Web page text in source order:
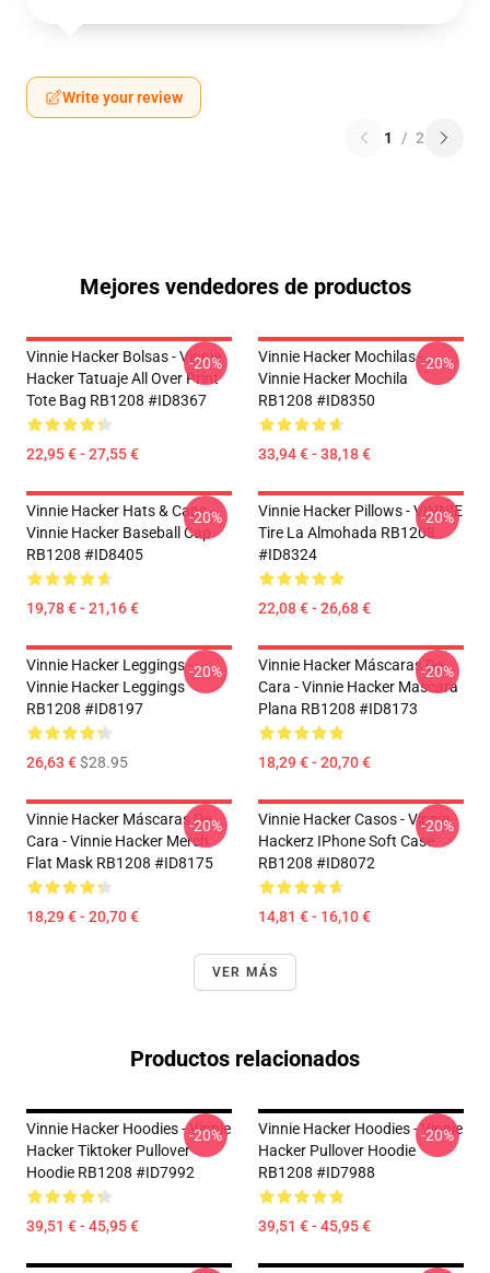
Write your review
1 / 2
Mejores vendedores de productos
Vinnie Hacker Bolsas - Vinnie
Hacker Tatuaje All Over Print
Tote Bag RB1208 #ID8367
22,95 € - 27,55 €
-20%
Vinnie Hacker Mochilas -
Vinnie Hacker Mochila
RB1208 #ID8350
33,94 € - 38,18 €
-20%
Vinnie Hacker Hats & Caps -
Vinnie Hacker Baseball Cap
RB1208 #ID8405
19,78 € - 21,16 €
-20%
Vinnie Hacker Pillows - VINNIE
Tire La Almohada RB1208
#ID8324
22,08 € - 26,68 €
-20%
Vinnie Hacker Leggings -
Vinnie Hacker Leggings
RB1208 #ID8197
26,63 €$28.95
-20%
Vinnie Hacker Máscaras De
Cara - Vinnie Hacker Mascara
Plana RB1208 #ID8173
18,29 € - 20,70 €
-20%
Vinnie Hacker Máscaras De
Cara - Vinnie Hacker Merch
Flat Mask RB1208 #ID8175
18,29 € - 20,70 €
-20%
Vinnie Hacker Casos - Vinnie
Hackerz IPhone Soft Case
RB1208 #ID8072
14,81 € - 16,10 €
-20%
VER MÁS
Productos relacionados
Vinnie Hacker Hoodies - Vinnie
Hacker Tiktoker Pullover
Hoodie RB1208 #ID7992
39,51 € - 45,95 €
-20%
Vinnie Hacker Hoodies - Vinnie
Hacker Pullover Hoodie
RB1208 #ID7988
39,51 € - 45,95 €
-20%